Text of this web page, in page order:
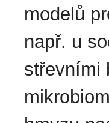
modelů
např. u
střevními